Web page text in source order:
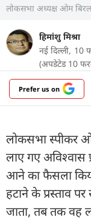
लोकसभा अध्यक्ष ओम
हिमांशु मिश्रा
नई दिल्ली, 10
(अपडेटेड 10
Prefer us on
लोकसभा स्पीकर
लाए गए अविश्वास
आने का फैसला
हटाने के प्रस्ताव
जाता, तब तक वह